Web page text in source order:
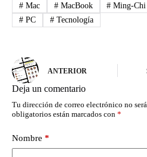
#Mac #MacBook # Ming-
#PC #Tecnología
ANTERIOR
Deja un comentario
Tu dirección de correo electrónico no
obligatorios están marcados con *
Nombre *